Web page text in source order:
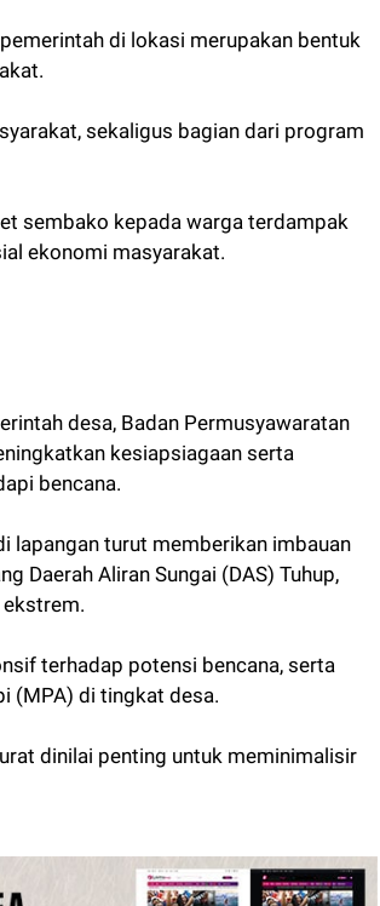
di lokasi merupakan bentuk
sekaligus bagian dari program
sembako kepada warga terdampak
ekonomi masyarakat.
desa, Badan Permusyawaratan
kesiapsiagaan serta
bencana.
lapangan turut memberikan imbauan
Daerah Aliran Sungai (DAS) Tuhup,
terhadap potensi bencana, serta
(MPA) di tingkat desa.
dinilai penting untuk meminimalisir